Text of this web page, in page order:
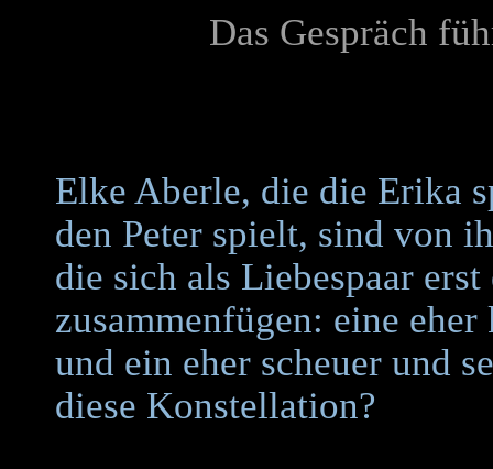
Das Gespräch
Elke Aberle, die die Erika
den Peter spielt, sind von
die sich als Liebespaar
zusammenfügen: eine
und ein eher scheuer und
diese Konstellation?